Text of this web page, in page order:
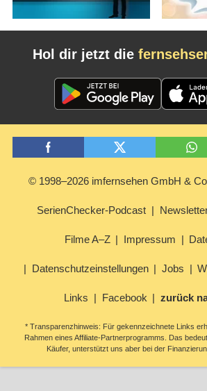
Hol dir jetzt die
© 1998–2026 imfernsehen GmbH &
SerienChecker-Podcast
Filme A–Z Impressum
Datenschutzeinstellungen Jobs
Links Facebook zurück
* Transparenzhinweis: Für gekennzeichnete Links
Rahmen eines Affiliate-Partnerprogramms. Das
Käufer, unterstützt uns aber bei der